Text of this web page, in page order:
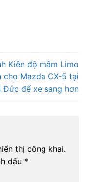
Kiên độ mâm Limo
cho Mazda CX-5 tại
Đức để xe sang hơn
thị công khai.
dấu *